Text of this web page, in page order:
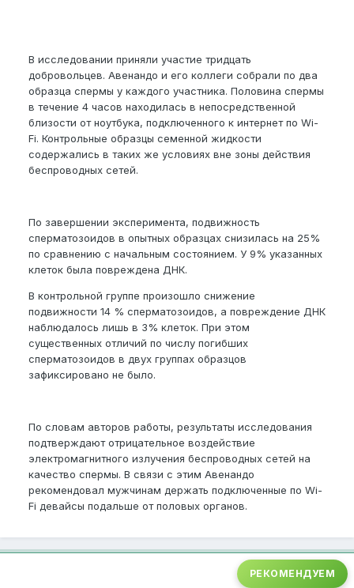
В исследовании приняли участие тридцать
добровольцев. Авенандо и его коллеги собрали по два
образца спермы у каждого участника. Половина спермы
в течение 4 часов находилась в непосредственной
близости от ноутбука, подключенного к интернет по Wi-
Fi. Контрольные образцы семенной жидкости
содержались в таких же условиях вне зоны действия
беспроводных сетей.
По завершении эксперимента, подвижность
сперматозоидов в опытных образцах снизилась на 25%
по сравнению с начальным состоянием. У 9% указанных
клеток была повреждена ДНК.
В контрольной группе произошло снижение
подвижности 14 % сперматозоидов, а повреждение ДНК
наблюдалось лишь в 3% клеток. При этом
существенных отличий по числу погибших
сперматозоидов в двух группах образцов
зафиксировано не было.
По словам авторов работы, результаты исследования
подтверждают отрицательное воздействие
электромагнитного излучения беспроводных сетей на
качество спермы. В связи с этим Авенандо
рекомендовал мужчинам держать подключенные по Wi-
Fi девайсы подальше от половых органов.
РЕКОМЕНДУЕМ